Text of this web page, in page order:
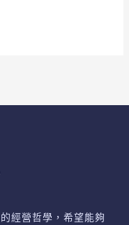
經營哲學，希望能夠